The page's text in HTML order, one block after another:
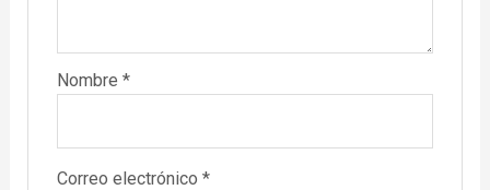
Nombre*
Correo electrónico*